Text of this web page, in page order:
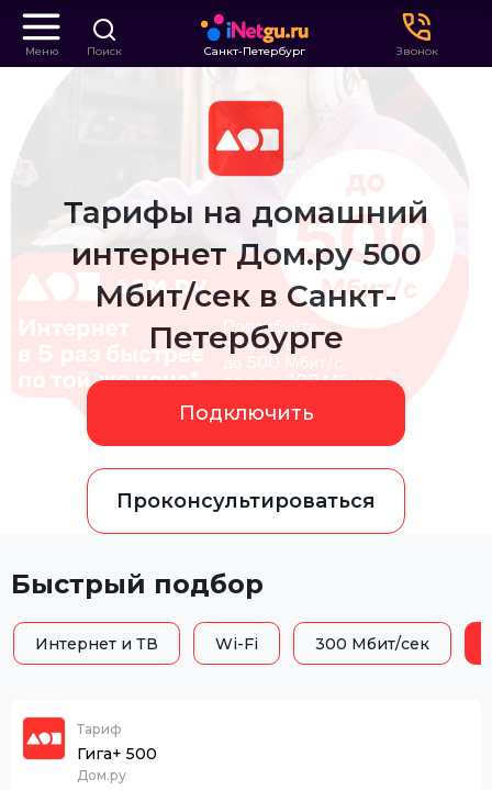
Меню Поиск Санкт-Петербург Звонок
Тарифы на домашний
интернет Дом.ру 500
Мбит/сек в Санкт-
Петербурге
Подключить
Проконсультироваться
Быстрый подбор
Интернет и ТВ Wi-Fi 300 Мбит/сек
Тариф
Гига+ 500
Дом.ру